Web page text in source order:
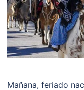
Mañana, feriado